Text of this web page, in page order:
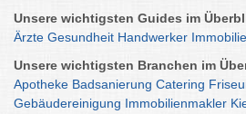
Unsere wichtigsten Guides im
Ärzte Gesundheit Handwerker
Unsere wichtigsten Branchen im
Apotheke Badsanierung Catering
Gebäudereinigung Immobilienmakler